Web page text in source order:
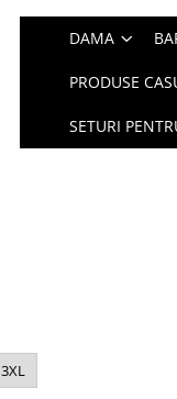
DAMA
PRODUSE
SETURI
3XL